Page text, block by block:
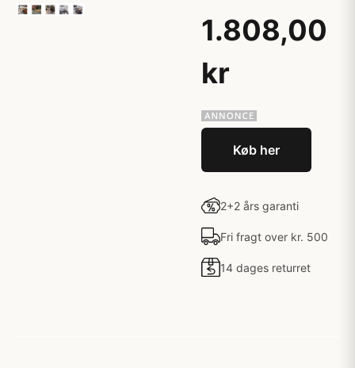
1.808,00
kr
Køb her
2+2 års garanti
Fri fragt over kr. 500
14 dages returret